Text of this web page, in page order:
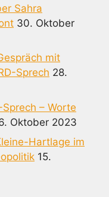
Sahra
30. Oktober
mit
Sprech 28.
– Worte
Oktober 2023
Hartlage im
15.